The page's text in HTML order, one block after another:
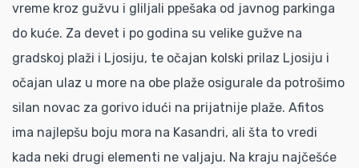
vreme kroz gužvu i gliljali ppešaka od javnog parkinga
do kuće. Za devet i po godina su velike gužve na
gradskoj plaži i Ljosiju, te očajan kolski prilaz Ljosiju i
očajan ulaz u more na obe plaže osigurale da potrošimo
silan novac za gorivo idući na prijatnije plaže. Afitos
ima najlepšu boju mora na Kasandri, ali šta to vredi
kada neki drugi elementi ne valjaju. Na kraju najčešće